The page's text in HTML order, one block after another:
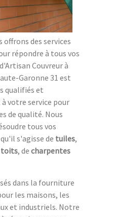
offrons des services
répondre à tous vos
Couvreur à
Garonne 31 est
qualifiés et
votre service pour
de qualité. Nous
tous vos
s'agisse de tuiles,
toits, de charpentes
dans la fourniture
les maisons, les
et industriels. Notre